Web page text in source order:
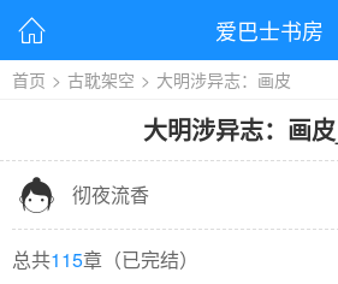
 爱巴士书房
首页 > 古耽架空 > 大明涉异志：画皮
大明涉异志：画皮_
 彻夜流香
总共115章（已完结）